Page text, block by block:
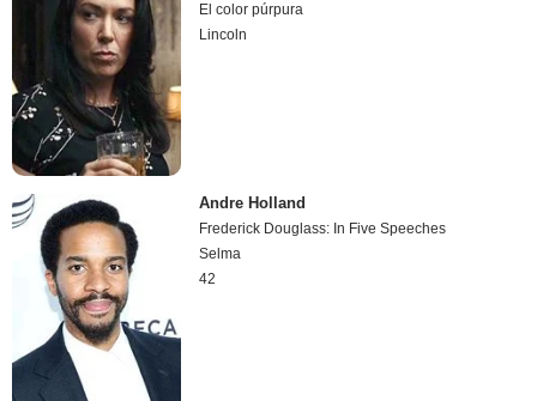
El color púrpura
Lincoln
Andre Holland
Frederick Douglass: In Five Speeches
Selma
42